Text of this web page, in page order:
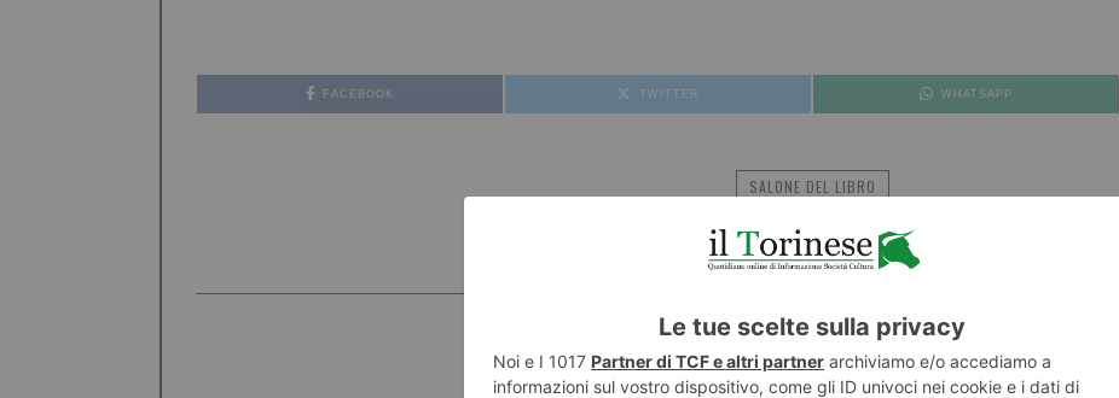
FACEBOOK TWITTER WHATSAPP
SALONE DEL LIBRO
POTREBBE INTERESSARTI...